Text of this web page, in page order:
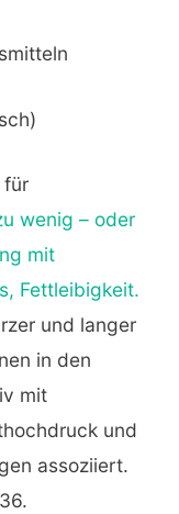
für
wenig – oder
mit
Fettleibigkeit.
und langer
in den
mit
und
assoziiert.